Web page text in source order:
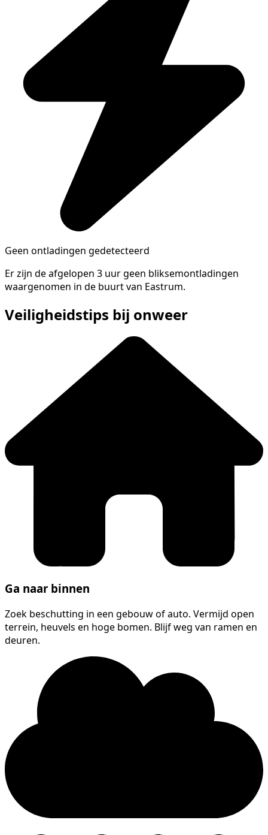
Geen ontladingen gedetecteerd
Er zijn de afgelopen 3 uur geen bliksemontladingen
waargenomen in de buurt van Eastrum.
Veiligheidstips bij onweer
Ga naar binnen
Zoek beschutting in een gebouw of auto. Vermijd open
terrein, heuvels en hoge bomen. Blijf weg van ramen en
deuren.